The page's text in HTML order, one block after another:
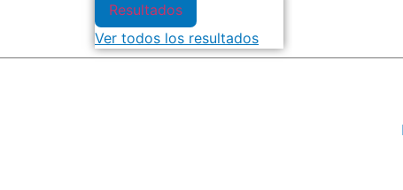
Resultados
Ver todos los resultados